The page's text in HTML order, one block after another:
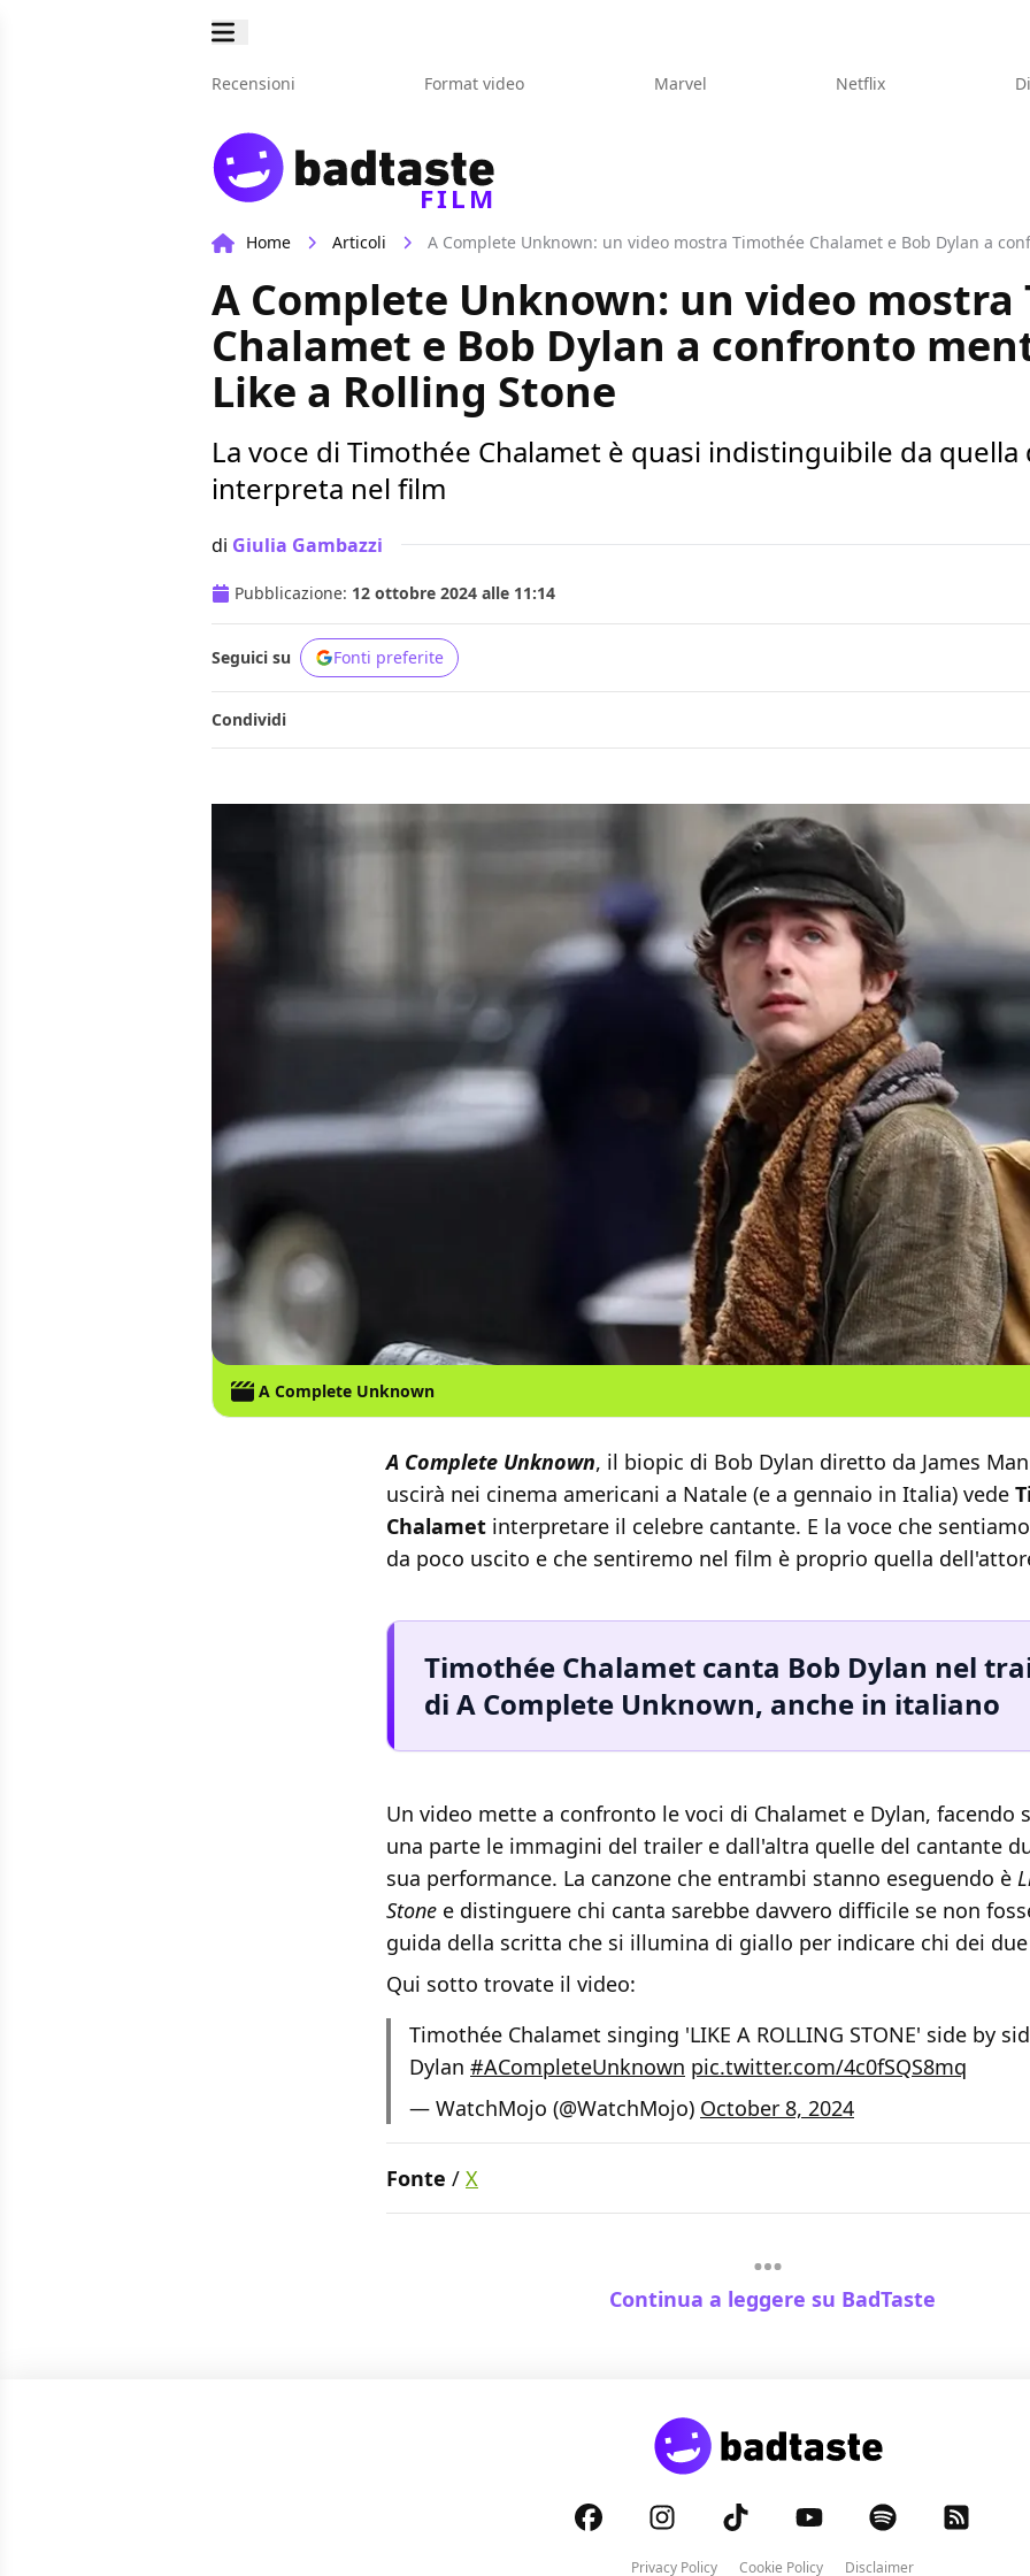
Recensioni Format video Marvel Netflix
FILM
Home Articoli
A Complete Unknown: un video
Chalamet e Bob Dylan a confronto
Like a Rolling Stone
La voce di Timothée Chalamet è quasi indistinguibile da
interpreta nel film
di Giulia Gambazzi
Pubblicazione: 12 ottobre 2024 alle 11:14
Seguici su Fonti preferite
Condividi
A Complete Unknown
A Complete Unknown, il biopic di Bob Dylan diretto da James
uscirà nei cinema americani a Natale (e a gennaio in Italia) vede
Chalamet interpretare il celebre cantante. E la voce che
da poco uscito e che sentiremo nel film è proprio quella
Timothée Chalamet canta Bob Dylan nel
di A Complete Unknown, anche in italiano
Un video mette a confronto le voci di Chalamet e Dylan, facendo
una parte le immagini del trailer e dall'altra quelle del cantante
sua performance. La canzone che entrambi stanno eseguendo è
Stone e distinguere chi canta sarebbe davvero difficile se non
guida della scritta che si illumina di giallo per indicare chi dei
Qui sotto trovate il video:
Timothée Chalamet singing 'LIKE A ROLLING STONE' side by
Dylan #ACompleteUnknown pic.twitter.com/4c0fSQS8mq
— WatchMojo (@WatchMojo) October 8, 2024
Fonte / X
Continua a leggere su BadTaste
Privacy Policy Cookie Policy Disclaimer